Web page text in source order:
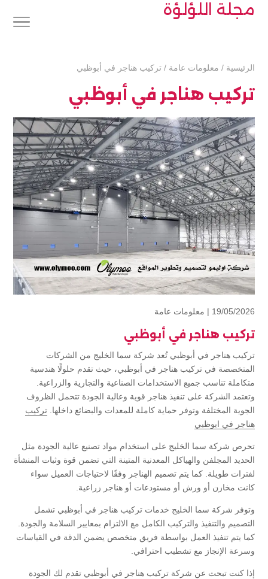
مجلة اللؤلؤة
الرئيسية / معلومات عامة / تركيب هناجر في أبوظبي
تركيب هناجر في أبوظبي
19/05/2026 | معلومات عامة
تركيب هناجر في أبوظبي
تركيب هناجر في أبوظبي تُعد شركة سما الخليج من الشركات
المتخصصة في تركيب هناجر في أبوظبي، حيث تقدم حلولًا هندسية
متكاملة تناسب جميع الاستخدامات الصناعية والتجارية والزراعية.
وتعتمد الشركة على تنفيذ هناجر قوية وعالية الجودة تتحمل الظروف
الجوية المختلفة وتوفر حماية كاملة للمعدات والبضائع داخلها. تركيب
هناجر في ابوظبي
تحرص شركة سما الخليج على استخدام مواد تصنيع عالية الجودة مثل
الحديد المجلفن والهياكل المعدنية المتينة التي تضمن قوة وثبات المنشأة
لفترات طويلة. كما يتم تصميم الهناجر وفقًا لاحتياجات العميل سواء
كانت مخازن أو ورش أو مستودعات أو هناجر زراعية.
وتوفر شركة سما الخليج خدمات تركيب هناجر في أبوظبي تشمل
التصميم والتنفيذ والتركيب الكامل مع الالتزام بمعايير السلامة والجودة.
كما يتم تنفيذ العمل بواسطة فريق متخصص يضمن الدقة في القياسات
وسرعة الإنجاز مع تشطيب احترافي.
إذا كنت تبحث عن شركة تركيب هناجر في أبوظبي تقدم لك الجودة